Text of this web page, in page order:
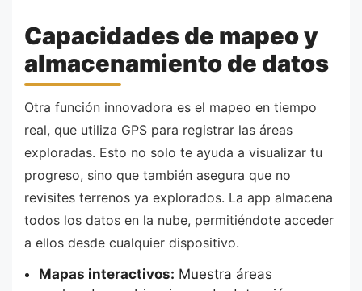
Capacidades de mapeo y
almacenamiento de datos
Otra función innovadora es el mapeo en tiempo
real, que utiliza GPS para registrar las áreas
exploradas. Esto no solo te ayuda a visualizar tu
progreso, sino que también asegura que no
revisites terrenos ya explorados. La app almacena
todos los datos en la nube, permitiéndote acceder
a ellos desde cualquier dispositivo.
Mapas interactivos: Muestra áreas